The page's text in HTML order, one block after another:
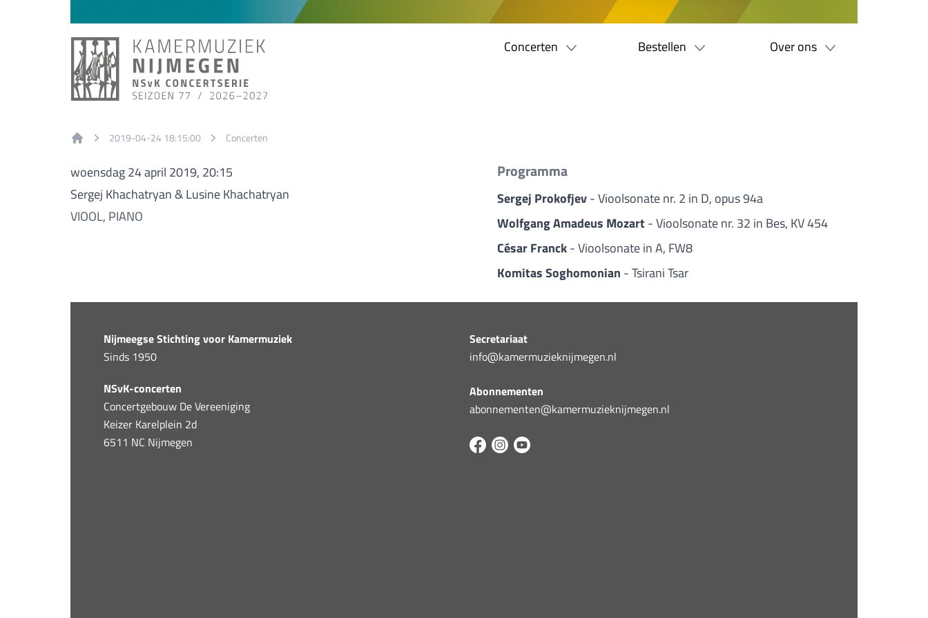
Concerten Bestellen Over ons
2019-04-24 18:15:00 Concerten
woensdag 24 april 2019, 20:15
Sergej Khachatryan & Lusine Khachatryan
VIOOL, PIANO
Programma
Sergej Prokofjev- Vioolsonate nr. 2 in D, opus 94a
Wolfgang Amadeus Mozart - Vioolsonate nr. 32 in Bes, KV 454
César Franck- Vioolsonate in A, FW8
Komitas Soghomonian - Tsirani Tsar
Nijmeegse Stichting voor Kamermuziek
Sinds 1950
NSvK-concerten
Concertgebouw De Vereeniging
Keizer Karelplein 2d
6511 NC Nijmegen
Secretariaat
info@kamermuzieknijmegen.nl
Abonnementen
abonnementen@kamermuzieknijmegen.nl